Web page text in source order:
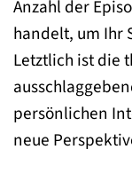
Anzahl der
handelt, um Ihr
Letztlich ist die
persönlichen
neue